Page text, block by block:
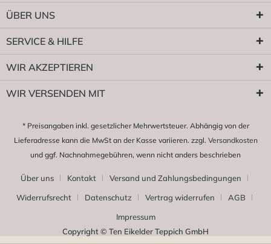
ÜBER UNS
SERVICE & HILFE
WIR AKZEPTIEREN
WIR VERSENDEN MIT
* Preisangaben inkl. gesetzlicher Mehrwertsteuer. Abhängig von der
Lieferadresse kann die MwSt an der Kasse variieren. zzgl. Versandkosten
und ggf. Nachnahmegebühren, wenn nicht anders beschrieben
Über uns Kontakt
Versand und Zahlungsbedingungen
Widerrufsrecht
Datenschutz Vertrag widerrufen
AGB
Impressum
Copyright © Ten Eikelder Teppich GmbH